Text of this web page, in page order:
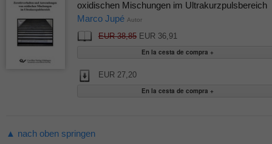
oxidischen Mischungen im Ultrakurzpulsbereich
Marco Jupé Autor
EUR 38,85EUR 36,91
EUR 27,20
▲ nach oben springen